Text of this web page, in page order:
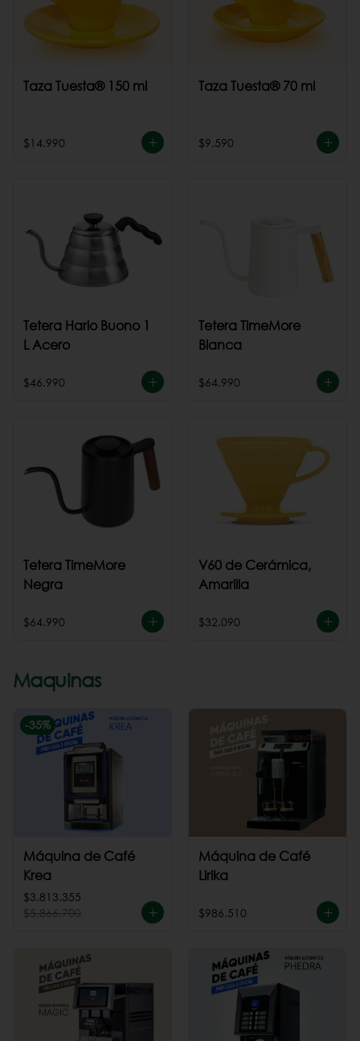
Taza Tuesta® 150 ml
$14.990
Taza Tuesta® 70 ml
$9.590
Tetera Hario Buono 1
L Acero
$46.990
Tetera TimeMore
Blanca
$64.990
Tetera TimeMore
Negra
$64.990
V60 de Cerámica,
Amarilla
$32.090
Maquinas
-35%
Máquina de Café
Krea
$3.813.355
$5.866.700
Máquina de Café
Lirika
$986.510